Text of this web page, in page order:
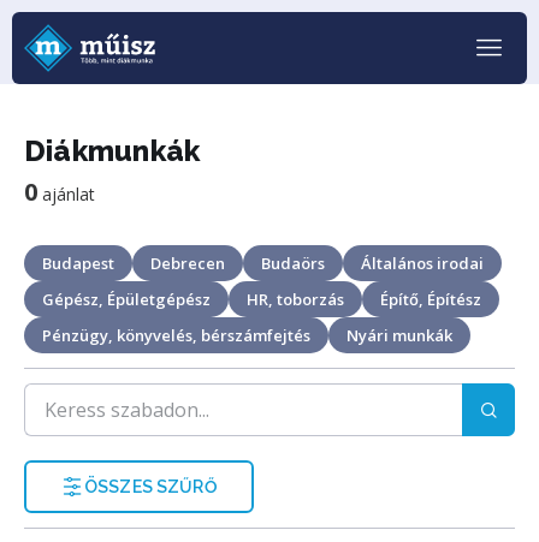
Diákmunkák
0 ajánlat
Budapest Debrecen Budaörs
Általános irodai
Gépész, Épületgépész
HR, toborzás
Építő, Építész
Pénzügy, könyvelés, bérszámfejtés
Nyári munkák
ÖSSZES SZŰRŐ